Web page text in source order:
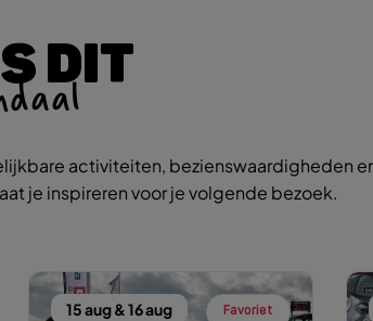
DIT
activiteiten, bezienswaardigheden
je inspireren voor je volgende bezoek.
15 aug & 16 aug Favoriet